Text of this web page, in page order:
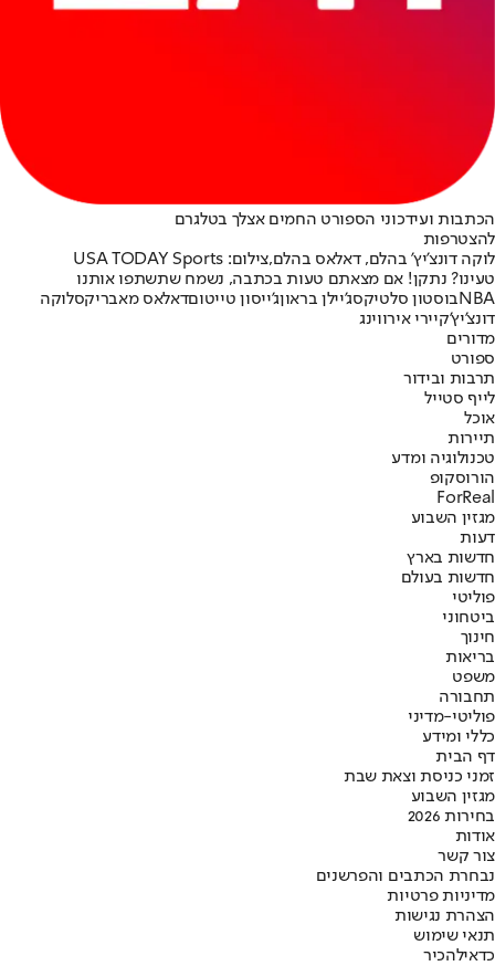
הכתבות ועידכוני הספורט החמים אצלך בטלגרם
להצטרפות
לוקה דונצ'יץ' בהלם, דאלאס בהלם,צילום: USA TODAY Sports
טעינו? נתקן! אם מצאתם טעות בכתבה, נשמח שתשתפו אותנו
NBAבוסטון סלטיקסג'יילן בראוןג'ייסון טייטוםדאלאס מאבריקסלוקה
דונצ'יץ'קיירי אירווינג
מדורים
ספורט
תרבות ובידור
לייף סטייל
אוכל
תיירות
טכנולוגיה ומדע
הורוסקופ
ForReal
מגזין השבוע
דעות
חדשות בארץ
חדשות בעולם
פוליטי
ביטחוני
חינוך
בריאות
משפט
תחבורה
פוליטי-מדיני
כללי ומידע
דף הבית
זמני כניסת וצאת שבת
מגזין השבוע
בחירות 2026
אודות
צור קשר
נבחרת הכתבים והפרשנים
מדיניות פרטיות
הצהרת נגישות
תנאי שימוש
כדאילהכיר